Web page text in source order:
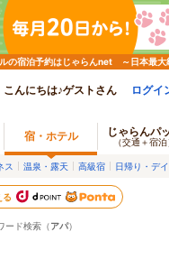
の宿泊予約はじゃらんnet ～日本最大
こんにちは♪ゲストさん ログイ
宿・ホテル じゃらんパ
（交通＋宿泊
ス 温泉・露天 高級宿 日帰り・デ
る
ード検索（アパ）